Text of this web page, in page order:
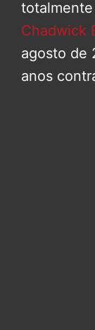
Chadwick
agosto de
anos